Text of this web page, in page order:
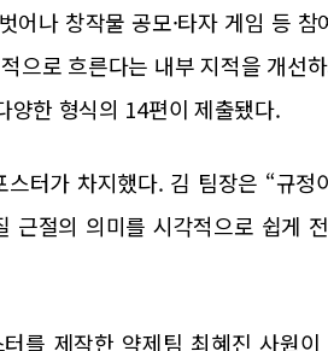
어나 창작물 공모·타자 게임 등
으로 흐른다는 내부 지적을 개선
양한 형식의 14편이 제출됐다.
터가 차지했다. 김 팀장은 “규정
근절의 의미를 시각적으로 쉽게
를 제작한 약제팀 최혜진 사원